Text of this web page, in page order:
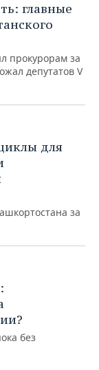
главные
прокурорам за
депутатов V
для
за
без